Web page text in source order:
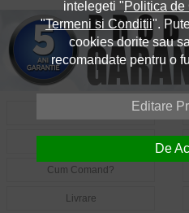
Cum Comand?
Livrare
intelegeti "Politica
"Termeni si Conditii".
cookies dorite sau
recomandate pentru o
Editare
De